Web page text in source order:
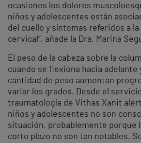
ocasiones los dolores
niños y adolescentes están
del cuello y síntomas referidos a la
cervical”, añade la Dra. Marina
El peso de la cabeza sobre la
cuando se flexiona hacia adelante
cantidad de peso aumentan
variar los grados. Desde el
traumatología de Vithas Xanit
niños y adolescentes no son
situación, probablemente porque
corto plazo no son tan notables.